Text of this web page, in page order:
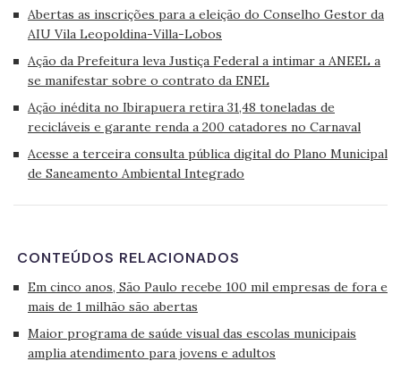
Abertas as inscrições para a eleição do Conselho Gestor da
AIU Vila Leopoldina-Villa-Lobos
Ação da Prefeitura leva Justiça Federal a intimar a ANEEL a
se manifestar sobre o contrato da ENEL
Ação inédita no Ibirapuera retira 31,48 toneladas de
recicláveis e garante renda a 200 catadores no Carnaval
Acesse a terceira consulta pública digital do Plano Municipal
de Saneamento Ambiental Integrado
CONTEÚDOS RELACIONADOS
Em cinco anos, São Paulo recebe 100 mil empresas de fora e
mais de 1 milhão são abertas
Maior programa de saúde visual das escolas municipais
amplia atendimento para jovens e adultos